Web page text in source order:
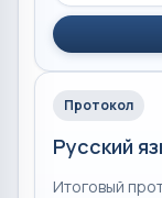
Протокол
Русский
Итоговый